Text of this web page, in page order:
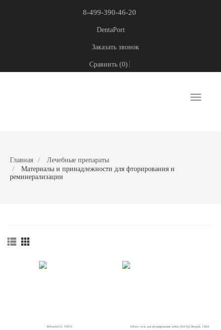
8-499-390-46-20
DentaPort
Заказать звонок
Сравнить (0)
Toggle
Главная
Лечебные препараты
Материалы и принадлежности для фторирования и
реминерализации